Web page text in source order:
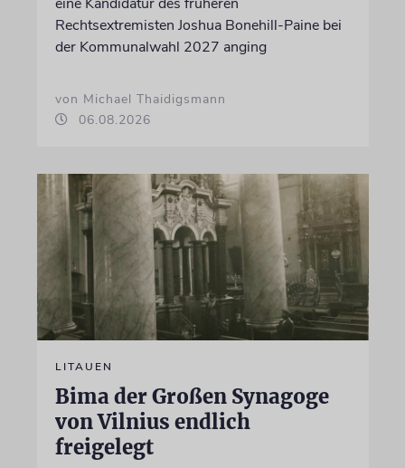
Rechtsextremisten Joshua Bonehill-Paine bei
der Kommunalwahl 2027 anging
von Michael Thaidigsmann
06.08.2026
LITAUEN
Bima der Großen Synagoge
von Vilnius endlich
freigelegt